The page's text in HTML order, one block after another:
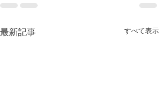
最新記事 すべて表示